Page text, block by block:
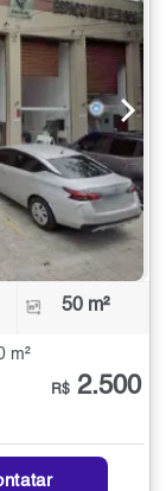
50 m²
m²
R$ 2.500